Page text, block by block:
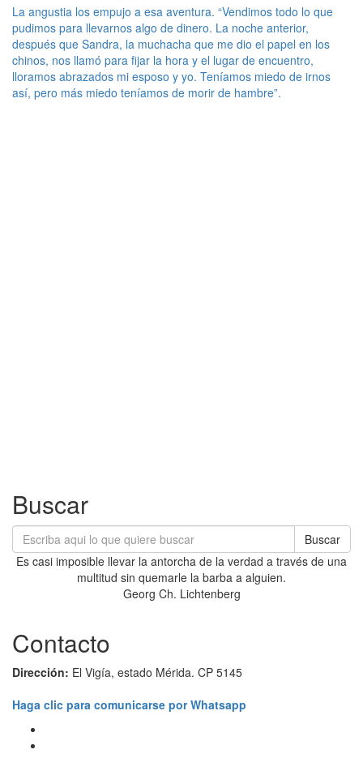
La angustia los empujo a esa aventura. “Vendimos todo lo que
pudimos para llevarnos algo de dinero. La noche anterior,
después que Sandra, la muchacha que me dio el papel en los
chinos, nos llamó para fijar la hora y el lugar de encuentro,
lloramos abrazados mi esposo y yo. Teníamos miedo de irnos
así, pero más miedo teníamos de morir de hambre”.
Buscar
Buscar
Es casi imposible llevar la antorcha de la verdad a través de una
multitud sin quemarle la barba a alguien.
Georg Ch. Lichtenberg
Contacto
Dirección: El Vigía, estado Mérida. CP 5145
Haga clic para comunicarse por Whatsapp